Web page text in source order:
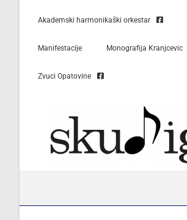
Akademski harmonikaški orkestar
Manifestacije Monografija Kranjcevic
Zvuci Opatovine